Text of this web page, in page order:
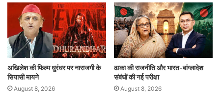
अखिलेश की फिल्म धुरंधर पर नाराजगी के
सियासी मायने
August 8, 2026
ढाका की राजनीति और भारत-बांग्लादेश
संबंधों की नई परीक्षा
August 8, 2026